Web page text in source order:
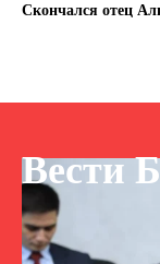
Скончался отец
Вести